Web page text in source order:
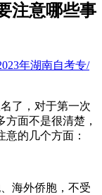
注意哪些事
年湖南自考专/
了，对于第一次
面不是很清楚，
意的几个方面：
海外侨胞，不受